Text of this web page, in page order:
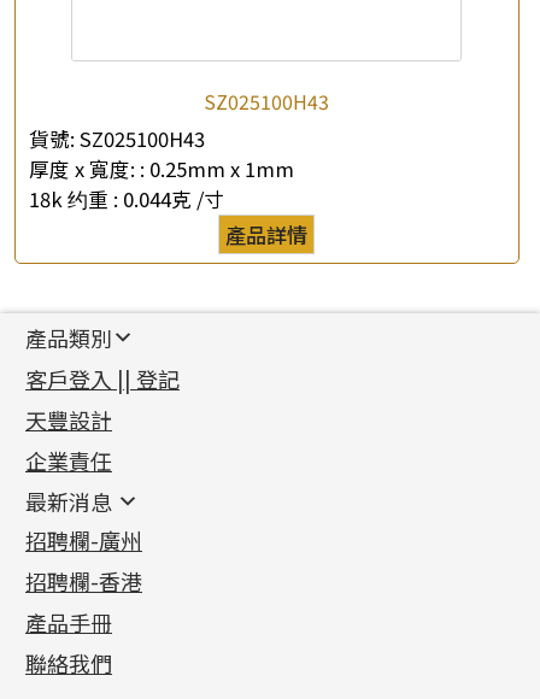
SZ025100H43
貨號: SZ025100H43
厚度 x 寬度: : 0.25mm x 1mm
18k 约重 : 0.044克 /寸
產品詳情
產品類別
新產品
足金系列
足金配件
機織鏈系列
珠仔鏈
镶口链
管狀網鏈
十字車花鏈系列
十字閃O鏈系列
十字錘打鏈系列
側身車花鏈系列
側身鏈系列
首飾配件
耳環類配件
卷迫系列
螺絲迫系列
梅花迫系列
平臺迫系列
綫拍系列
美拍系列
鏈類配件
動感車花吊墜
調節珠系列
生圈扣系列
龍蝦扣系列
鴨俐制系列
其他類配件
珠盤系列
袖口鈕系列
焊片及鐳射綫
空心車花管
珠類配件
無孔光身珠
空心光身珠
無孔批花珠
鑲口類
四爪頭系列
六爪頭系列
車花片
動感車花片
鑲口戒指
鑲口手鏈系列
首飾系列
手镯系列
戒指系列
空心耳環
空心车花管首饰链
空心手鐲系列
貴金屬原料
千足金
記憶金屬系列
記憶戒指
拉簧珠珠手鏈
記憶鈦手鐲
客戶登入 || 登記
天豐設計
企業責任
最新消息
最新消息
各項證書(2)
相片集(9)
展覽會資訊
最新產品資訊
招聘欄-廣州
招聘欄-香港
產品手冊
聯絡我們